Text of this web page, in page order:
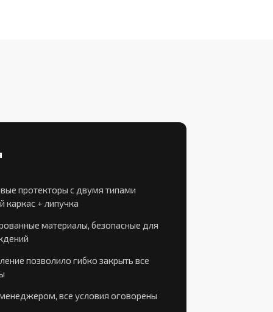
протекторы с двумя типами
каркас + липучка
материалы, безопасные для
позволило гибко закрыть все
все условия оговорены